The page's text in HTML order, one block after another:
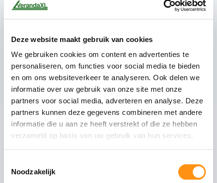
Deze website maakt gebruik van cookies
We gebruiken cookies om content en advertenties te
personaliseren, om functies voor social media te bieden
en om ons websiteverkeer te analyseren. Ook delen we
informatie over uw gebruik van onze site met onze
partners voor social media, adverteren en analyse. Deze
partners kunnen deze gegevens combineren met andere
informatie die u aan ze heeft verstrekt of die ze hebben
verzameld op basis van uw gebruik van hun services.
Noodzakelijk
Technische specificaties
Glasdikte
10mm gehard (ESG)
Glastype
Helder glas
Glasranden
Geslepen (niet scherp)
Profielmateriaal
Aluminium 6063-T6
Afwerking
Wit RAL 9010
Wieltype
RVS 304, verstelbaar